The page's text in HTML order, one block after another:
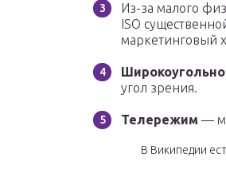
Из-за малого
ISO
маркетинговый
угол зрения.
Телережим —
В Википедии